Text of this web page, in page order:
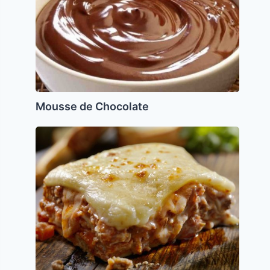
Mousse de Chocolate
Lasaña
de
Matzo